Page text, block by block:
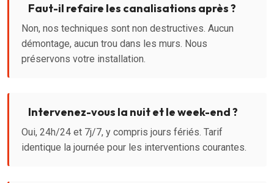
Faut-il refaire les canalisations après ?
Non, nos techniques sont non destructives. Aucun
démontage, aucun trou dans les murs. Nous
préservons votre installation.
Intervenez-vous la nuit et le week-end ?
Oui, 24h/24 et 7j/7, y compris jours fériés. Tarif
identique la journée pour les interventions courantes.